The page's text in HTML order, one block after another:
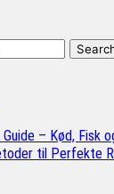
– Kød, Fisk
til Perfekte